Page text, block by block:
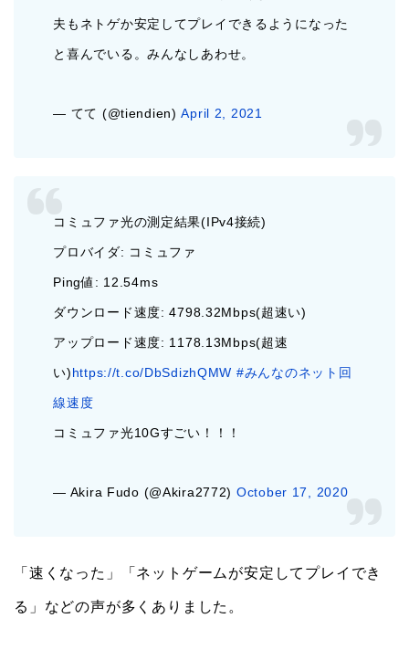
夫もネトゲか安定してプレイできるようになった
と喜んでいる。みんなしあわせ。
— てて (@tiendien)April 2, 2021
コミュファ光の測定結果(IPv4接続)
プロバイダ: コミュファ
Ping値: 12.54ms
ダウンロード速度: 4798.32Mbps(超速い)
アップロード速度: 1178.13Mbps(超速
い)https://t.co/DbSdizhQMW #みんなのネット回
線速度
コミュファ光10Gすごい！！！
— Akira Fudo (@Akira2772) October 17, 2020
「速くなった」「ネットゲームが安定してプレイでき
る」などの声が多くありました。